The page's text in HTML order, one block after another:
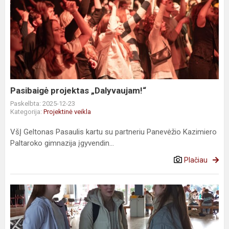
Pasibaigė
projektas
„Dalyvaujam!“
Pasibaigė projektas „Dalyvaujam!“
Paskelbta: 2025-12-23
Kategorija: Projektinė veikla
VšĮ Geltonas Pasaulis kartu su partneriu Panevėžio Kazimiero
Paltaroko gimnazija įgyvendin...
Plačiau
Su
Erasmus
mobilumų
projektu